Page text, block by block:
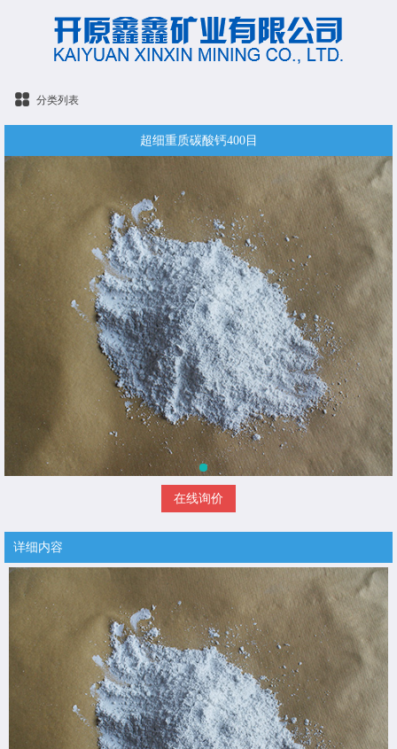
分类列表
超细重质碳酸钙400目
在线询价
详细内容